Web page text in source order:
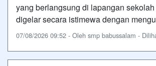
yang berlangsung di lapangan
digelar secara istimewa dengan
07/08/2026 09:52 - Oleh smp babussalam -